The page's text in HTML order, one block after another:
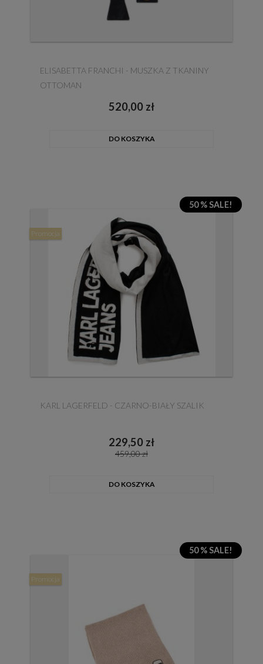
ELISABETTA FRANCHI - MUSZKA Z TKANINY
OTTOMAN
520,00 zł
DO KOSZYKA
50 % SALE!
KARL LAGERFELD - CZARNO-BIAŁY SZALIK
229,50 zł
459,00 zł
DO KOSZYKA
Promocja
50 % SALE!
Promocja